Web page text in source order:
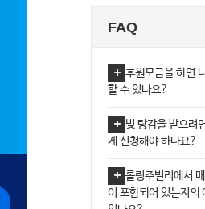
FAQ
후원모금을 하면
할 수 있나요?
빚 탕감을 받으려
게 신청해야 하나요?
롤링주빌리에서
이 포함되어 있는지의